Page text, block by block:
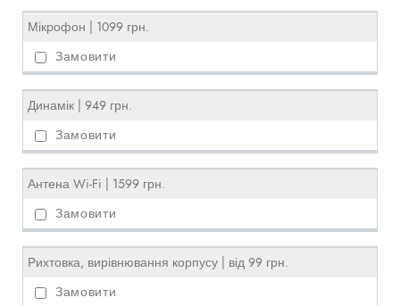
Мікрофон | 1099 грн.
Динамік | 949 грн.
Антена Wi-Fi | 1599 грн.
Рихтовка, вирівнювання корпусу | від 99 грн.